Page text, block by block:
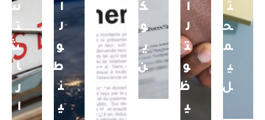
ت
ح
م
ي
ل
ا
ل
ت
و
ظ
ي
ك
و
ي
ن
ل
د
ا
خ
ل
ي
ا
ل
و
ط
ن
ي
س
ت
ش
ا
ر
ا